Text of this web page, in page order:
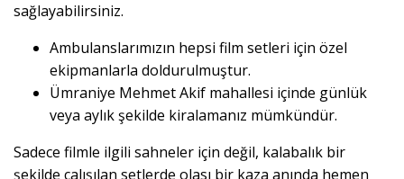
sağlayabilirsiniz.
Ambulanslarımızın hepsi film setleri için özel
ekipmanlarla doldurulmuştur.
Ümraniye Mehmet Akif mahallesi içinde günlük
veya aylık şekilde kiralamanız mümkündür.
Sadece filmle ilgili sahneler için değil, kalabalık bir
şekilde çalışılan setlerde olası bir kaza anında hemen